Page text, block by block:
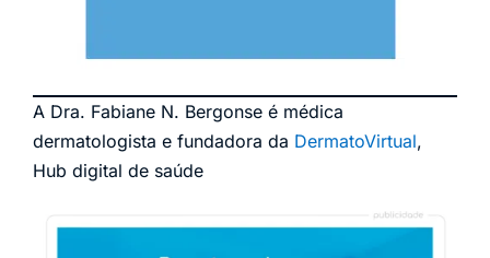
A Dra. Fabiane N. Bergonse é médica
dermatologista e fundadora da DermatoVirtual,
Hub digital de saúde